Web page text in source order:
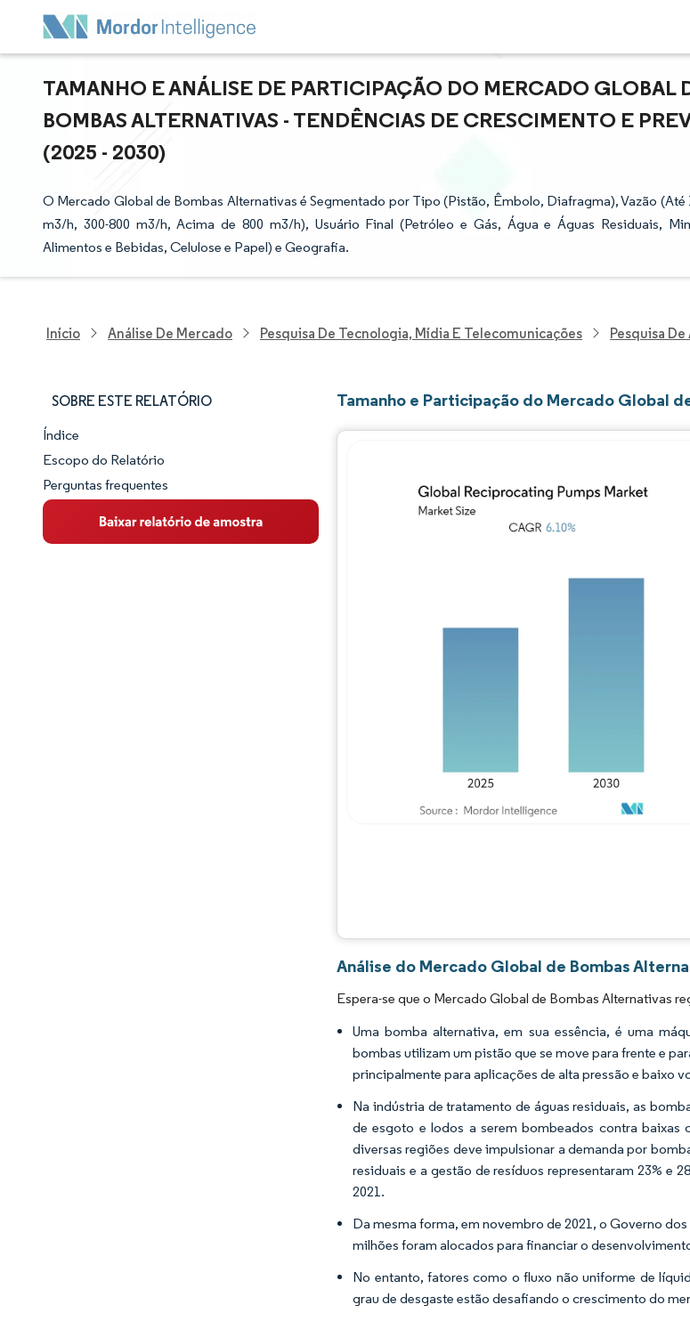
TAMANHO E ANÁLISE DE PARTICIPAÇÃO DO MERCADO GLOBAL
BOMBAS ALTERNATIVAS - TENDÊNCIAS DE CRESCIMENTO E
(2025 - 2030)
O Mercado Global de Bombas Alternativas é Segmentado por Tipo (Pistão, Êmbolo, Diafragma), Vazão (Até
m3/h, 300-800 m3/h, Acima de 800 m3/h), Usuário Final (Petróleo e Gás, Água e Águas Residuais,
Alimentos e Bebidas, Celulose e Papel) e Geografia.
Início Análise De Mercado Pesquisa De Tecnologia, Mídia E Telecomunicações Pesquisa
SOBRE ESTE RELATÓRIO
Panorama do Mercado
Visão Geral do Mercado
Principais Tendências de Mercado
Índice
Escopo do Relatório
Perguntas frequentes
Tamanho e Participação do Mercado Global
Análise do Mercado Global de Bombas
Espera-se que o Mercado Global de Bombas Alternativas
Uma bomba alternativa, em sua essência, é uma
bombas utilizam um pistão que se move para frente e
principalmente para aplicações de alta pressão e baixo
Na indústria de tratamento de águas residuais, as
de esgoto e lodos a serem bombeados contra baixas
diversas regiões deve impulsionar a demanda por
residuais e a gestão de resíduos representaram 23% e
2021.
Da mesma forma, em novembro de 2021, o Governo
milhões foram alocados para financiar o
No entanto, fatores como o fluxo não uniforme de
grau de desgaste estão desafiando o crescimento do